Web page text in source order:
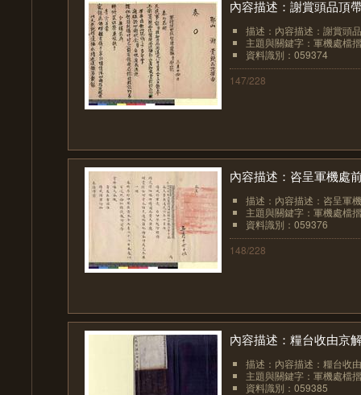
內容描述：謝賞頭品頂
描述：內容描述：謝賞頭
主題與關鍵字：軍機處檔
資料識別：059374
147/228
內容描述：咨呈軍機處
描述：內容描述：咨呈軍
主題與關鍵字：軍機處檔
資料識別：059376
148/228
內容描述：糧台收由京
描述：內容描述：糧台收
主題與關鍵字：軍機處檔
資料識別：059385